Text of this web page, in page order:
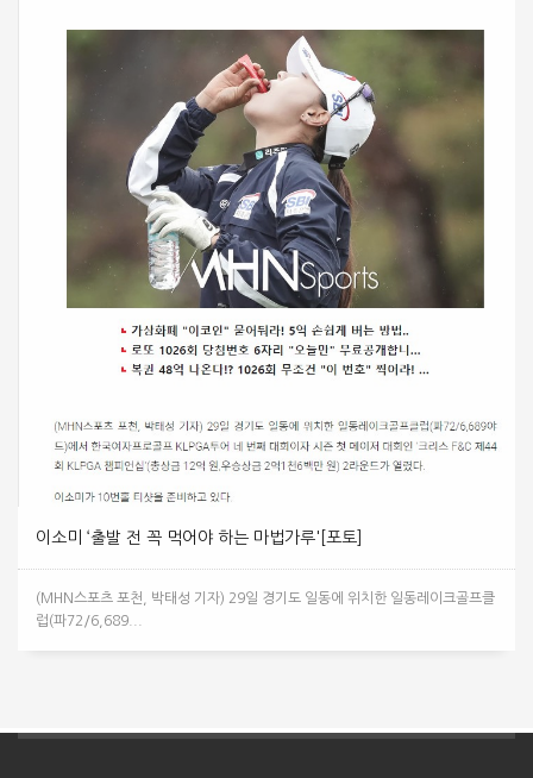
이소미 ‘출발 전 꼭 먹어야 하는 마법가루'[포토]
(MHN스포츠 포천, 박태성 기자) 29일 경기도 일동에 위치한 일동레이크골프클
럽(파72/6,689...